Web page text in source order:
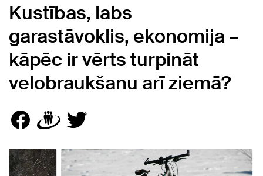
Kustības, labs
garastāvoklis, ekonomija –
kāpēc ir vērts turpināt
velobraukšanu arī ziemā?